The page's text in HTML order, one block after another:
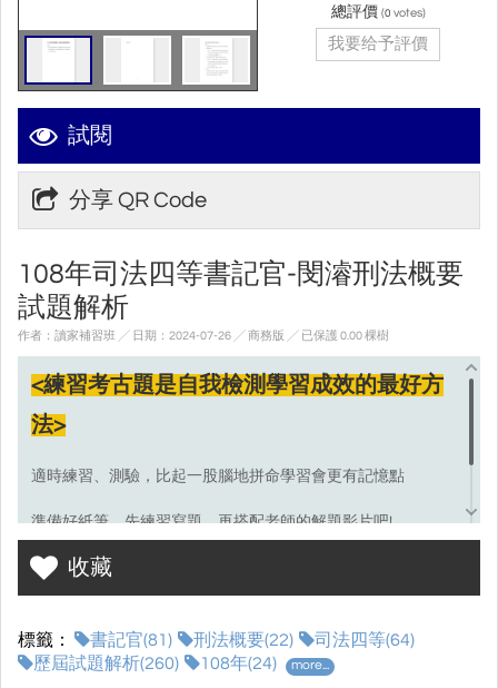
試閱
分享 QR Code
108年司法四等書記官-閔濬刑法概要
試題解析
作者：讀家補習班 ╱ 日期：2024-07-26 ╱ 商務版 ╱ 已保護 0.00 棵樹
<練習考古題是自我檢測學習成效的最好方
法>
適時練習、測驗，比起一股腦地拼命學習會更有記憶點
準備好紙筆，先練習寫題，再搭配老師的解題影片吧!
考選部試題連結☞
收藏
標籤： 書記官(81) 刑法概要(22)
司法四等(64)
歷屆試題解析(260)
108年(24) more...
總評價 (0 votes)
我要给予評價